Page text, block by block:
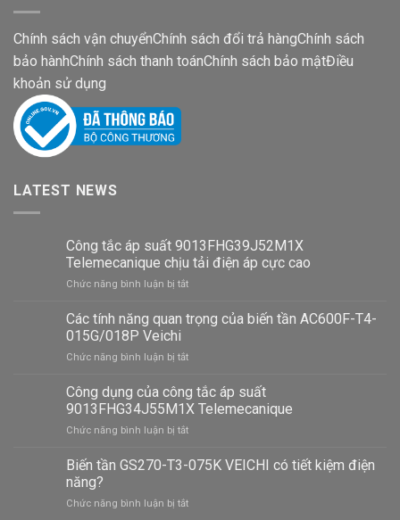
Chính sách vận chuyểnChính sách đổi trả hàngChính sách
bảo hànhChính sách thanh toánChính sách bảo mậtĐiều
khoản sử dụng
LATEST NEWS
Công tắc áp suất 9013FHG39J52M1X
Telemecanique chịu tải điện áp cực cao
Chức năng bình luận bị tắtở
tắc
9013FHG39J52M1X
chịu
tải
áp
cao
Các tính năng quan trọng của biến tần AC600F-T4-
015G/018P Veichi
Chức năng bình luận bị tắtở
tính
năng
quan
trọng
biến
T4-
Công dụng của công tắc áp suất
9013FHG34J55M1X Telemecanique
Chức năng bình luận bị tắtở
dụng
tắc
Biến tần GS270-T3-075K VEICHI có tiết kiệm điện
năng?
Chức năng bình luận bị tắtở